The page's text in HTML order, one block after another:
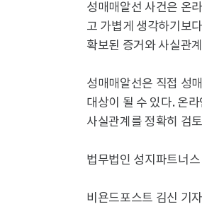
성매매알선 사건은 온
고 가볍게 생각하기보
확보된 증거와 사실관
성매매알선은 직접 성
대상이 될 수 있다. 온
사실관계를 정확히 검
법무법인 성지파트너
비욘드포스트 김신